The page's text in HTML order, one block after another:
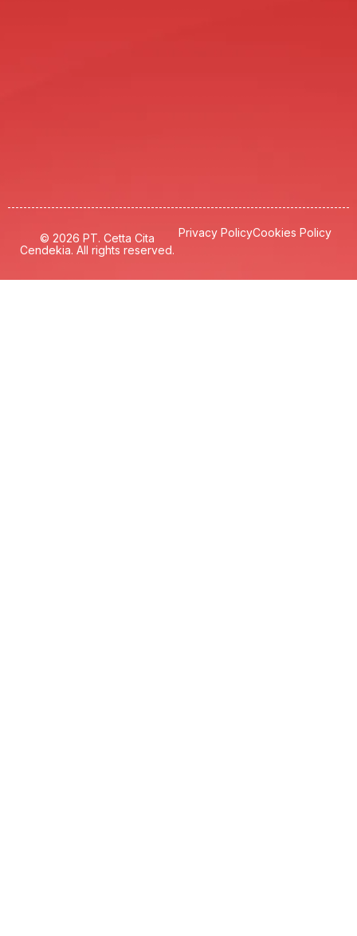
© 2026 PT. Cetta Cita
Cendekia. All rights reserved.
Privacy PolicyCookies Policy